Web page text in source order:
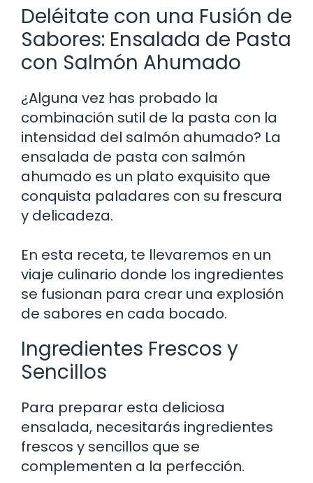
Deléitate con una Fusión de
Sabores: Ensalada de Pasta
con Salmón Ahumado
¿Alguna vez has probado la
combinación sutil de la pasta con la
intensidad del salmón ahumado? La
ensalada de pasta con salmón
ahumado es un plato exquisito que
conquista paladares con su frescura
y delicadeza.
En esta receta, te llevaremos en un
viaje culinario donde los ingredientes
se fusionan para crear una explosión
de sabores en cada bocado.
Ingredientes Frescos y
Sencillos
Para preparar esta deliciosa
ensalada, necesitarás ingredientes
frescos y sencillos que se
complementen a la perfección.